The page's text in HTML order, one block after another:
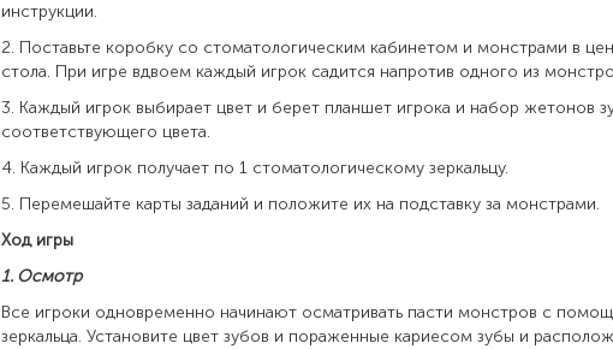
инструкции.
2. Поставьте коробку со стоматологическим кабинетом и монстрами в
стола. При игре вдвоем каждый игрок садится напротив одного из
3. Каждый игрок выбирает цвет и берет планшет игрока и набор жетонов
соответствующего цвета.
4. Каждый игрок получает по 1 стоматологическому зеркальцу.
5. Перемешайте карты заданий и положите их на подставку за монстрами.
Ход игры
1. Осмотр
Все игроки одновременно начинают осматривать пасти монстров с
зеркальца. Установите цвет зубов и пораженные кариесом зубы и